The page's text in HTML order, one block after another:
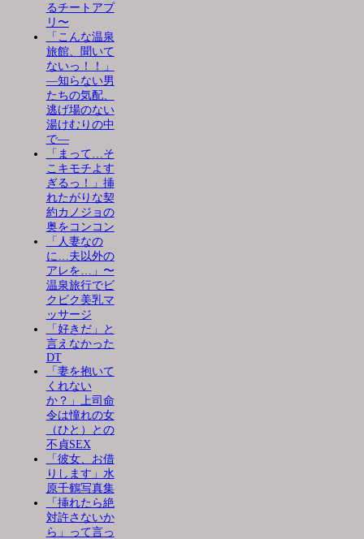
るチートアプ
リ〜
「こんな温泉
旅館、聞いて
ないっ！！」
―知らない男
たちの気配、
逃げ場のない
湯けむりの中
で―
「まって…そ
こキモチよす
ぎるっ！」挿
れたがりな契
約カノジョの
奥をコンコン
「人妻なの
に…夫以外の
アレを…」〜
温泉旅行でビ
クビク美乳マ
ッサージ
「好きだ」と
言えなかった
DT
「妻を抱いて
くれない
か？」上司命
令は憧れの女
（ひと）との
不貞SEX
「彼女、お借
りします」水
原千鶴写真集
「挿れたら絶
対許さないか
ら」って言っ